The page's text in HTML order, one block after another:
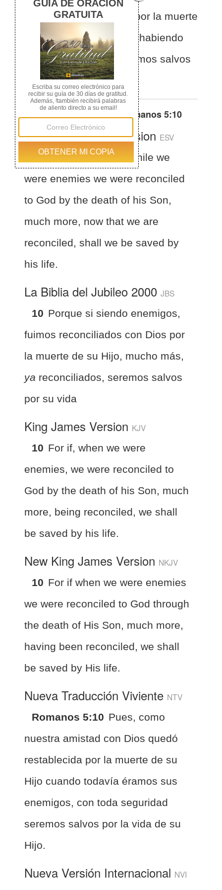
reconciliados con Dios por la muerte
de su Hijo, mucho más, habiendo
sido reconciliados, seremos salvos
por su vida.
Otras traducciones deRomanos 5:10
English Standard Version ESV
Romans 5:10 For if while we
were enemies we were reconciled
to God by the death of his Son,
much more, now that we are
reconciled, shall we be saved by
his life.
La Biblia del Jubileo 2000 JBS
10 Porque si siendo enemigos,
fuimos reconciliados con Dios por
la muerte de su Hijo, mucho más,
ya reconciliados, seremos salvos
por su vida
King James Version KJV
10 For if, when we were
enemies, we were reconciled to
God by the death of his Son, much
more, being reconciled, we shall
be saved by his life.
New King James Version NKJV
10 For if when we were enemies
we were reconciled to God through
the death of His Son, much more,
having been reconciled, we shall
be saved by His life.
Nueva Traducción Viviente NTV
Romanos 5:10 Pues, como
nuestra amistad con Dios quedó
restablecida por la muerte de su
Hijo cuando todavía éramos sus
enemigos, con toda seguridad
seremos salvos por la vida de su
Hijo.
Nueva Versión Internacional NVI